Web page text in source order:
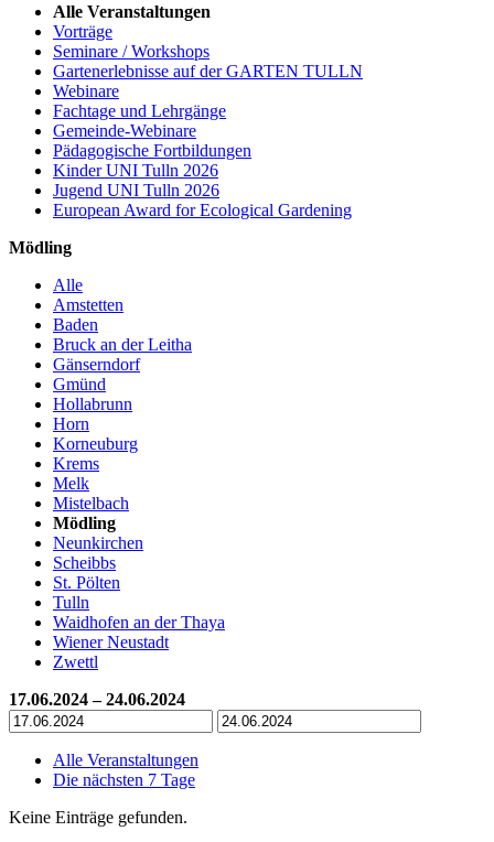
Alle Veranstaltungen
Vorträge
Seminare / Workshops
Gartenerlebnisse auf der GARTEN TULLN
Webinare
Fachtage und Lehrgänge
Gemeinde-Webinare
Pädagogische Fortbildungen
Kinder UNI Tulln 2026
Jugend UNI Tulln 2026
European Award for Ecological Gardening
Mödling
Alle
Amstetten
Baden
Bruck an der Leitha
Gänserndorf
Gmünd
Hollabrunn
Horn
Korneuburg
Krems
Melk
Mistelbach
Mödling
Neunkirchen
Scheibbs
St. Pölten
Tulln
Waidhofen an der Thaya
Wiener Neustadt
Zwettl
17.06.2024 – 24.06.2024
Alle Veranstaltungen
Die nächsten 7 Tage
Keine Einträge gefunden.